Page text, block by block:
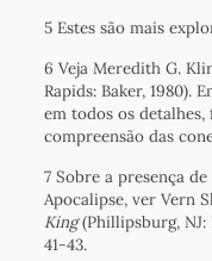
5 Estes são mais
6 Veja Meredith G.
Rapids: Baker, 1980).
em todos os
compreensão das
7 Sobre a presença
Apocalipse, ver Vern
King(Phillipsburg, NJ:
41-43.